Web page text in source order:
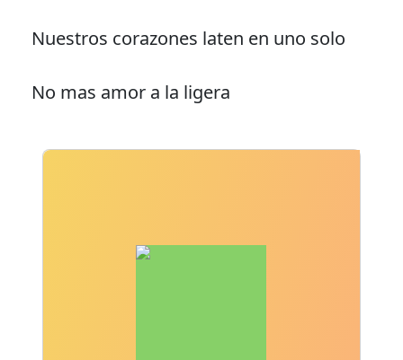
Nuestros corazones laten en uno solo
No mas amor a la ligera